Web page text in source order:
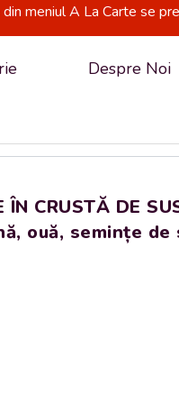
din meniul A La Carte se
Despre Noi
CRUSTĂ DE
ouă, semințe